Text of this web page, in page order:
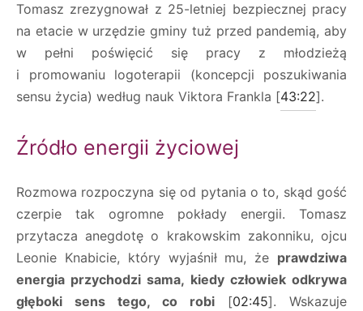
Tomasz zrezygnował z 25-letniej bezpiecznej pracy
na etacie w urzędzie gminy tuż przed pandemią, aby
w pełni poświęcić się pracy z młodzieżą
i promowaniu logoterapii (koncepcji poszukiwania
sensu życia) według nauk Viktora Frankla [43:22].
Źródło energii życiowej
Rozmowa rozpoczyna się od pytania o to, skąd gość
czerpie tak ogromne pokłady energii. Tomasz
przytacza anegdotę o krakowskim zakonniku, ojcu
Leonie Knabicie, który wyjaśnił mu, że prawdziwa
energia przychodzi sama, kiedy człowiek odkrywa
głęboki sens tego, co robi [02:45]. Wskazuje